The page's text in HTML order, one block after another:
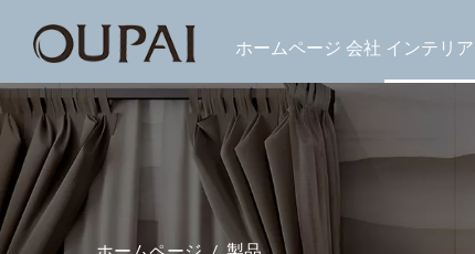
ホームページ 会社 インテリ